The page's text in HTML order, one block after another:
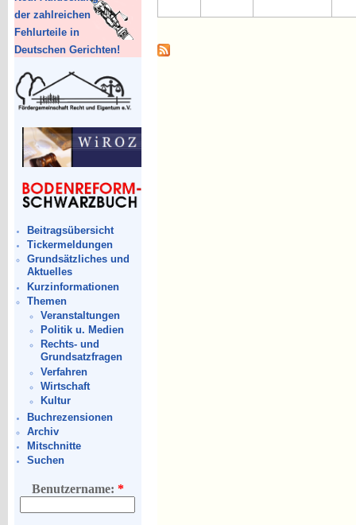
der zahlreichen
Fehlurteile in
Deutschen Gerichten!
Beitragsübersicht
Tickermeldungen
Grundsätzliches und
Aktuelles
Kurzinformationen
Themen
Veranstaltungen
Politik u. Medien
Rechts- und
Grundsatzfragen
Verfahren
Wirtschaft
Kultur
Buchrezensionen
Archiv
Mitschnitte
Suchen
Benutzername: *